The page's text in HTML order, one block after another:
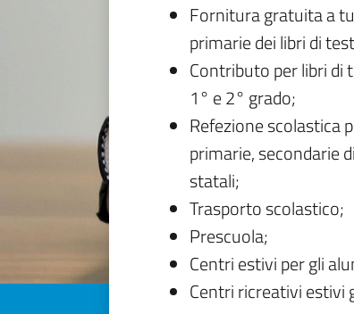
Fornitura gratuita a
primarie dei libri di
Contributo per libri di
1° e 2° grado;
Refezione scolastica
primarie, secondarie
statali;
Trasporto scolastico;
Prescuola;
Centri estivi per gli
Centri ricreativi estivi